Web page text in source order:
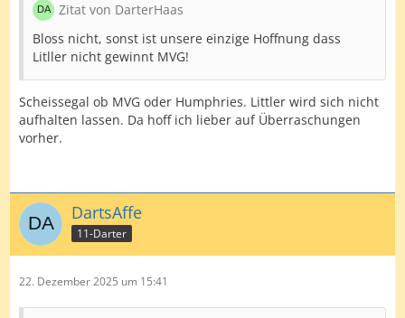
Zitat von DarterHaas
Bloss nicht, sonst ist unsere einzige Hoffnung dass
Litller nicht gewinnt MVG!
Scheissegal ob MVG oder Humphries. Littler wird sich nicht
aufhalten lassen. Da hoff ich lieber auf Überraschungen
vorher.
DartsAffe
11-Darter
22. Dezember 2025 um 15:41